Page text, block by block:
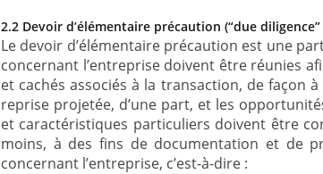
2.2 Devoir d’élémentaire précaution (“due
Le devoir d’élémentaire précaution est une
concernant l’entreprise doivent être réunies
et cachés associés à la transaction, de façon
reprise projetée, d’une part, et les
et caractéristiques particuliers doivent être
moins, à des fins de documentation et de
concernant l’entreprise, c’est-à-dire :